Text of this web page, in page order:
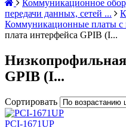
Коммуникационное
передачи данных, сетей ...
Коммуникационные платы
плата интерфейса GPIB (I...
GPIB (I...
Сортировать
PCI-1671UP